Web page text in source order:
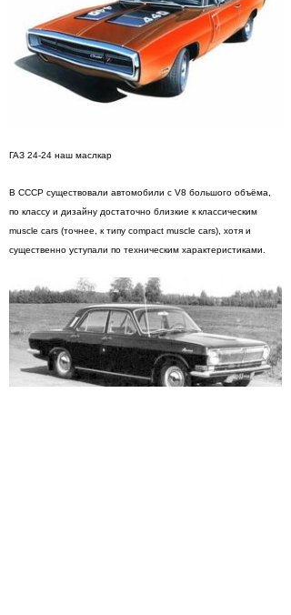
ГАЗ 24-24 наш маслкар
В СССР существовали автомобили с V8 большого объёма,
по классу и дизайну достаточно близкие к классическим
muscle cars (точнее, к типу compact muscle cars), хотя и
существенно уступали по техническим характеристиками.